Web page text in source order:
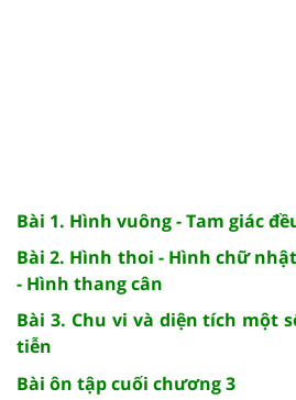
Bài 1. Hình vuông - Tam giác
Bài 2. Hình thoi - Hình chữ
- Hình thang cân
Bài 3. Chu vi và diện tích một
tiễn
Bài ôn tập cuối chương 3